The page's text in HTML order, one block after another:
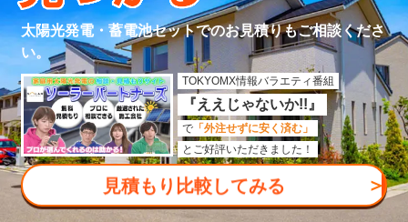
太陽光発電・蓄電池セットでのお見積りもご相談くださ
い。
TOKYOMX情報バラエティ番組
『ええじゃないか!!』
で 「外注せずに安く済む」
とご好評いただきました！
見積もり比較してみる ＞